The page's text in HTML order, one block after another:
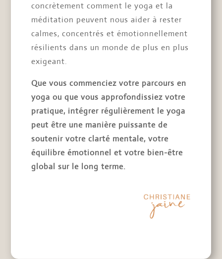
concrètement comment le yoga et la
méditation peuvent nous aider à rester
calmes, concentrés et émotionnellement
résilients dans un monde de plus en plus
exigeant.
Que vous commenciez votre parcours en
yoga ou que vous approfondissiez votre
pratique, intégrer régulièrement le yoga
peut être une manière puissante de
soutenir votre clarté mentale, votre
équilibre émotionnel et votre bien-être
global sur le long terme.